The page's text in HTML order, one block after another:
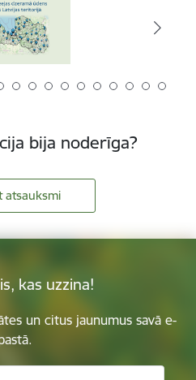
bija noderīga?
atsauksmi
kas uzzina!
un citus jaunumus savā e-